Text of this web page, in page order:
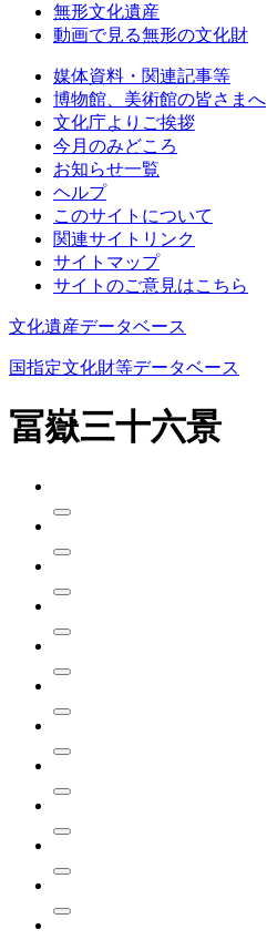
無形文化遺産
動画で見る無形の文化財
媒体資料・関連記事等
博物館、美術館の皆さまへ
文化庁よりご挨拶
今月のみどころ
お知らせ一覧
ヘルプ
このサイトについて
関連サイトリンク
サイトマップ
サイトのご意見はこちら
文化遺産データベース
国指定文化財等データベース
冨嶽三十六景